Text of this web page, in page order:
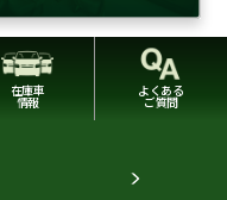
在庫車
情報
よくある
ご質問